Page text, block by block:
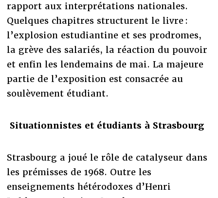
rapport aux interprétations nationales.
Quelques chapitres structurent le livre :
l’explosion estudiantine et ses prodromes,
la grève des salariés, la réaction du pouvoir
et enfin les lendemains de mai. La majeure
partie de l’exposition est consacrée au
soulèvement étudiant.
Situationnistes et étudiants à Strasbourg
Strasbourg a joué le rôle de catalyseur dans
les prémisses de 1968. Outre les
enseignements hétérodoxes d’Henri